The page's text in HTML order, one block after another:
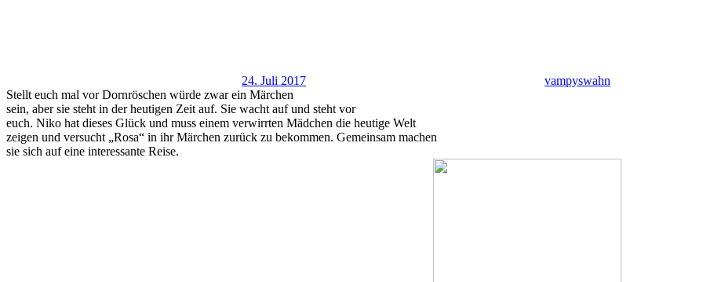
24. Juli 2017
vampyswahn
Stellt euch mal vor Dornröschen würde zwar ein Märchen
sein, aber sie steht in der heutigen Zeit auf. Sie wacht auf und steht vor
euch. Niko hat dieses Glück und muss einem verwirrten Mädchen die heutige Welt
zeigen und versucht „Rosa“ in ihr Märchen zurück zu bekommen. Gemeinsam machen
sie sich auf eine interessante Reise.